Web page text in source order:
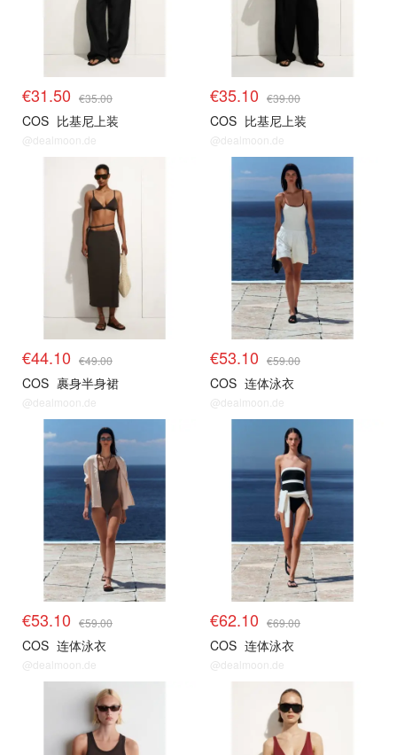
€31.50 €35.00
COS 比基尼上装
@dealmoon.de
€35.10 €39.00
COS 比基尼上装
@dealmoon.de
€44.10 €49.00
COS 裹身半身裙
@dealmoon.de
€53.10 €59.00
COS 连体泳衣
@dealmoon.de
€53.10 €59.00
COS 连体泳衣
@dealmoon.de
€62.10 €69.00
COS 连体泳衣
@dealmoon.de